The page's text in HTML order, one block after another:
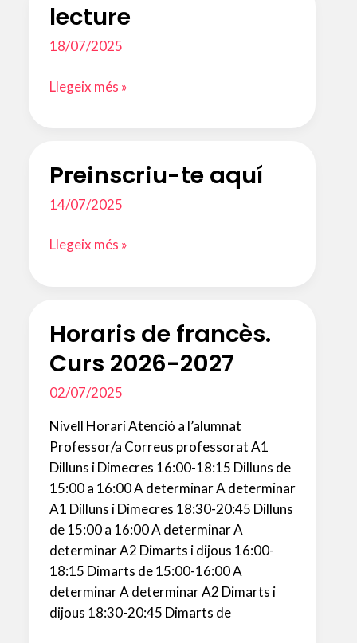
Curs
2026-
2027
lecture
18/07/2025
lecture
Llegeix més »
Preinscriu-te aquí
14/07/2025
Preinscriu-
Llegeix més »
Horaris de francès.
Curs 2026-2027
02/07/2025
Nivell Horari Atenció a l’alumnat
Professor/a Correus professorat A1
Dilluns i Dimecres 16:00-18:15 Dilluns de
15:00 a 16:00 A determinar A determinar
A1 Dilluns i Dimecres 18:30-20:45 Dilluns
de 15:00 a 16:00 A determinar A
determinar A2 Dimarts i dijous 16:00-
18:15 Dimarts de 15:00-16:00 A
determinar A determinar A2 Dimarts i
dijous 18:30-20:45 Dimarts de